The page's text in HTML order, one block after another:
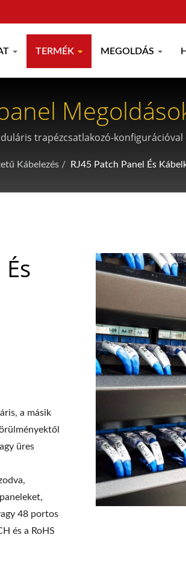
TERMÉK MEGOLDÁS
trapézcsatlakozó-
Kábelezés / RJ45 Patch Panel És
a másik
üres
48 portos
és a RoHS